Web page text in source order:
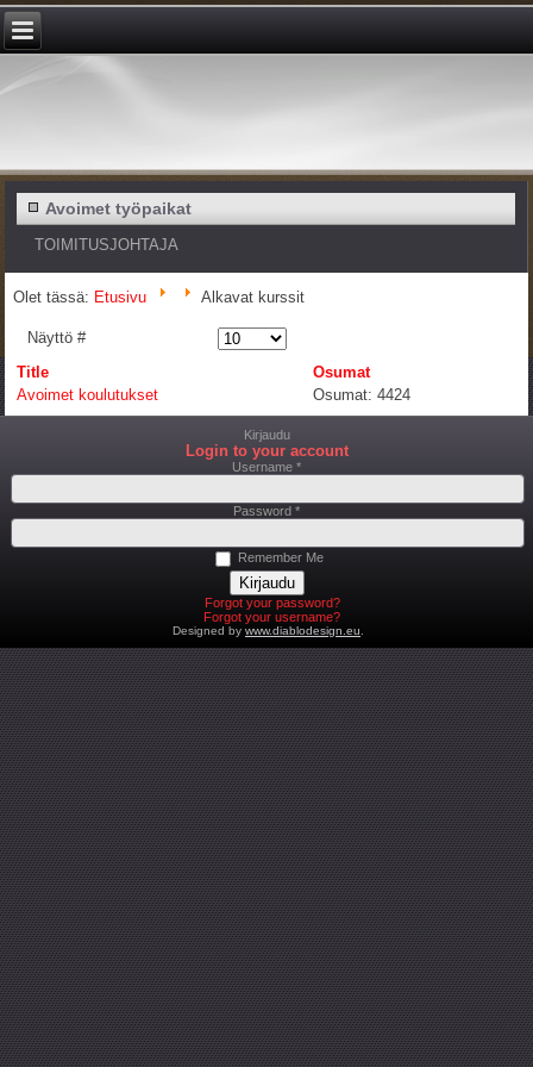
Avoimet työpaikat
TOIMITUSJOHTAJA
Olet tässä: Etusivu Alkavat kurssit
Näyttö #
Title
Osumat
Avoimet koulutukset
Osumat: 4424
Kirjaudu
Login to your account
Username *
Password *
Remember Me
Forgot your password?
Forgot your username?
Designed by www.diablodesign.eu